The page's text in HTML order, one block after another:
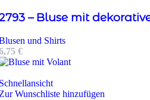
– Bluse mit
und Shirts
€
Wunschliste hinzufügen